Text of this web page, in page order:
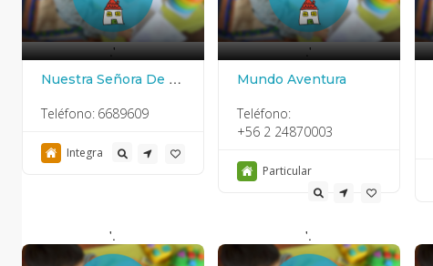
.'
Nuestra Señora De La
Teléfono: 6689609
Integra
.'
Mundo Aventura
Teléfono:
+56 2 24870003
Particular
'. '.